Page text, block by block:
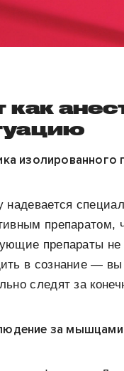
как
изолированного
надевается
препаратом,
препараты
в сознание —
следят за
за мышцами